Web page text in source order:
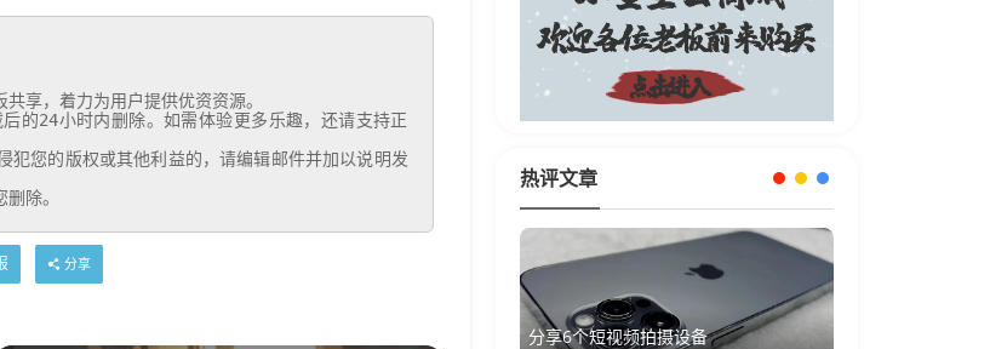
除。
分享
热评文章
分享6个短视频拍摄设备